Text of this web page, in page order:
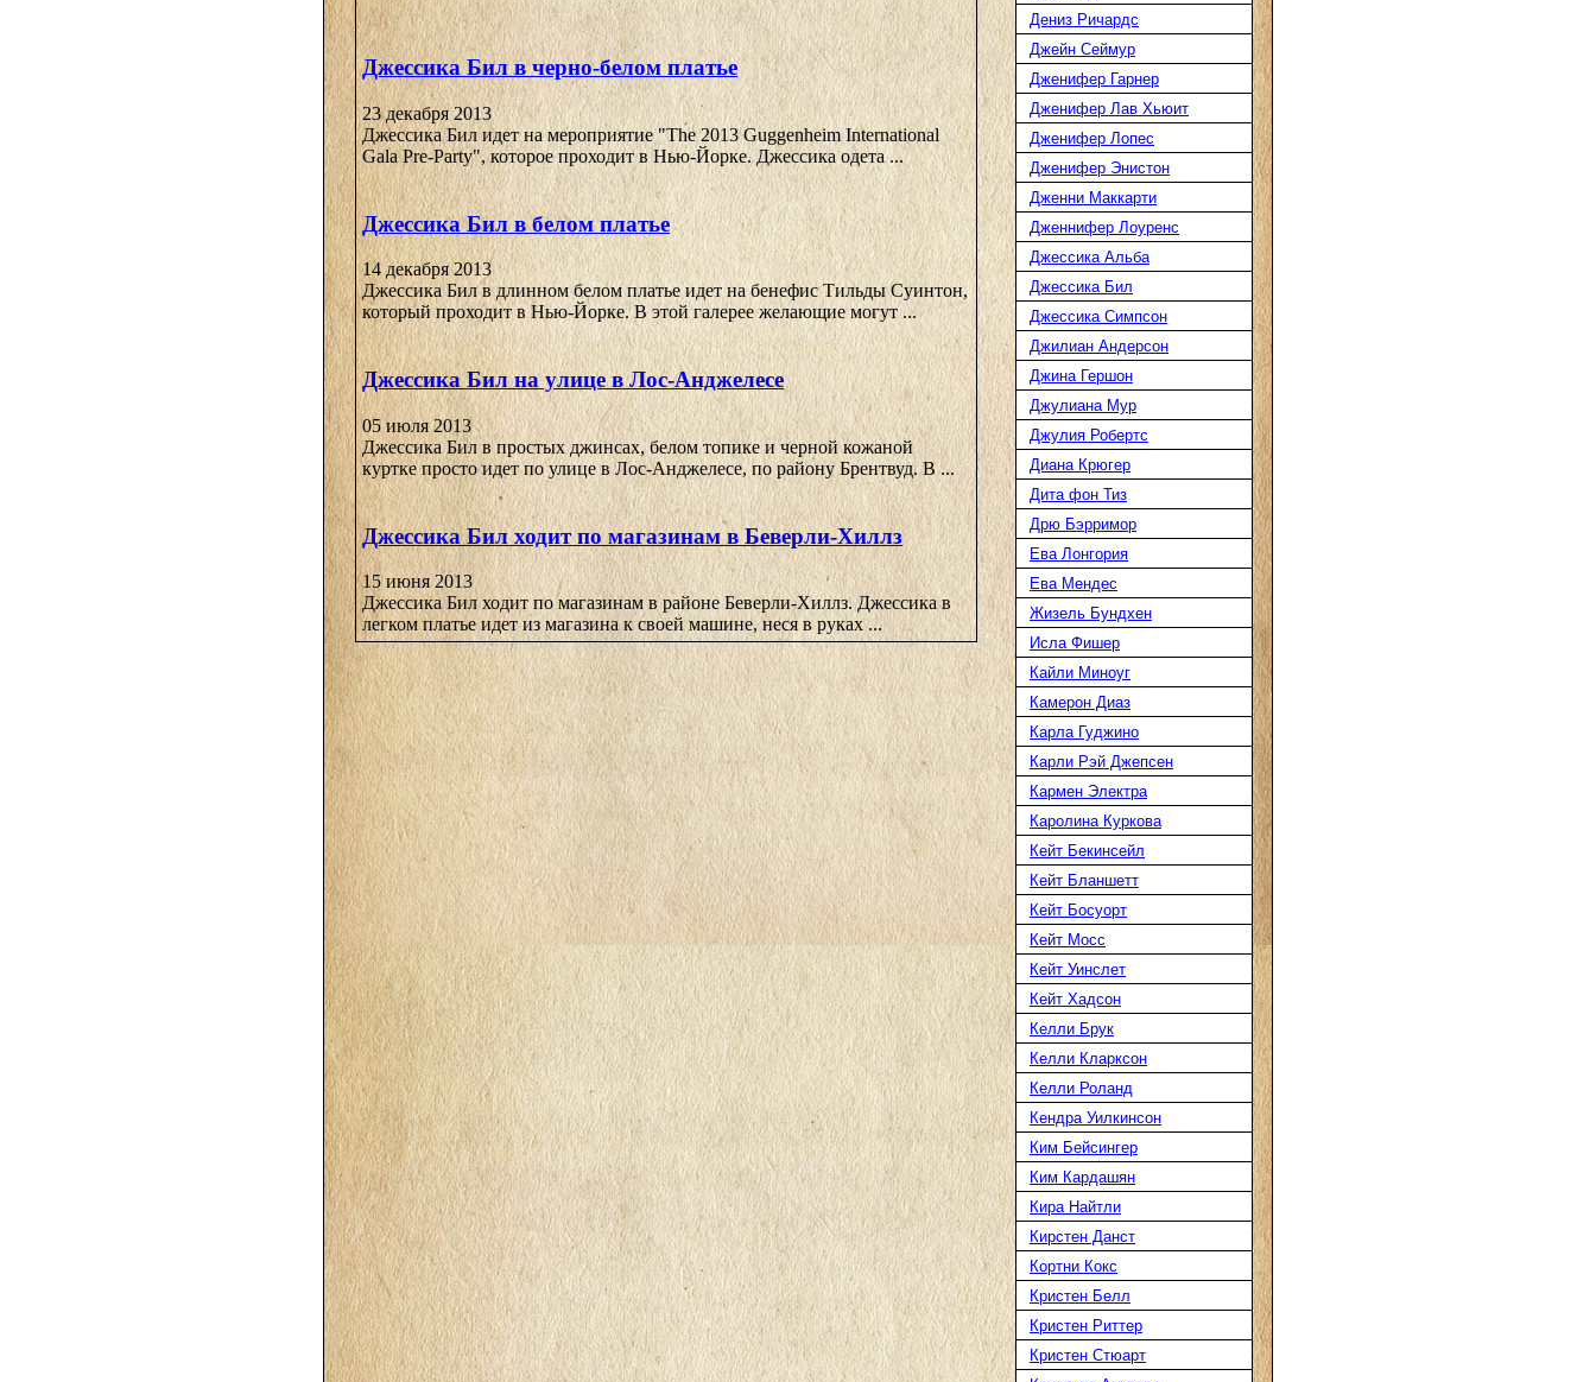
Джессика Бил в черно-белом платье
23 декабря 2013
Джессика Бил идет на мероприятие "The 2013 Guggenheim International
Gala Pre-Party", которое проходит в Нью-Йорке. Джессика одета ...
Джессика Бил в белом платье
14 декабря 2013
Джессика Бил в длинном белом платье идет на бенефис Тильды Суинтон,
который проходит в Нью-Йорке. В этой галерее желающие могут ...
Джессика Бил на улице в Лос-Анджелесе
05 июля 2013
Джессика Бил в простых джинсах, белом топике и черной кожаной
куртке просто идет по улице в Лос-Анджелесе, по району Брентвуд. В ...
Джессика Бил ходит по магазинам в Беверли-Хиллз
15 июня 2013
Джессика Бил ходит по магазинам в районе Беверли-Хиллз. Джессика в
легком платье идет из магазина к своей машине, неся в руках ...
Дениз Ричардс
Джейн Сеймур
Дженифер Гарнер
Дженифер Лав Хьюит
Дженифер Лопес
Дженифер Энистон
Дженни Маккарти
Дженнифер Лоуренс
Джессика Альба
Джессика Бил
Джессика Симпсон
Джилиан Андерсон
Джина Гершон
Джулиана Мур
Джулия Робертс
Диана Крюгер
Дита фон Тиз
Дрю Бэрримор
Ева Лонгория
Ева Мендес
Жизель Бундхен
Исла Фишер
Кайли Миноуг
Камерон Диаз
Карла Гуджино
Карли Рэй Джепсен
Кармен Электра
Каролина Куркова
Кейт Бекинсейл
Кейт Бланшетт
Кейт Босуорт
Кейт Мосс
Кейт Уинслет
Кейт Хадсон
Келли Брук
Келли Кларксон
Келли Роланд
Кендра Уилкинсон
Ким Бейсингер
Ким Кардашян
Кира Найтли
Кирстен Данст
Кортни Кокс
Кристен Белл
Кристен Риттер
Кристен Стюарт